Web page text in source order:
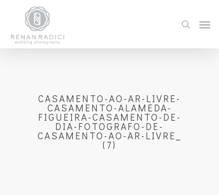
CASAMENTO-AO-AR-LIVRE-
CASAMENTO-ALAMEDA-
FIGUEIRA-CASAMENTO-DE-
DIA-FOTOGRAFO-DE-
CASAMENTO-AO-AR-LIVRE_
(7)